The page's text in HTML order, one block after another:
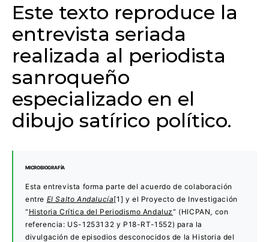
Este texto reproduce la
entrevista seriada
realizada al periodista
sanroqueño
especializado en el
dibujo satírico político.
MICROBIOGRAFÍA
Esta entrevista forma parte del acuerdo de colaboración
entre El Salto Andalucía[1] y el Proyecto de Investigación
“Historia Crítica del Periodismo Andaluz“ (HICPAN, con
referencia: US-1253132 y P18-RT-1552) para la
divulgación de episodios desconocidos de la Historia del